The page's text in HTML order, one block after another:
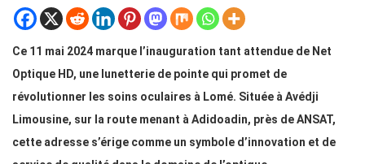
Ce 11 mai 2024 marque l’inauguration tant attendue de Net
Optique HD, une lunetterie de pointe qui promet de
révolutionner les soins oculaires à Lomé. Située à Avédji
Limousine, sur la route menant à Adidoadin, près de ANSAT,
cette adresse s’érige comme un symbole d’innovation et de